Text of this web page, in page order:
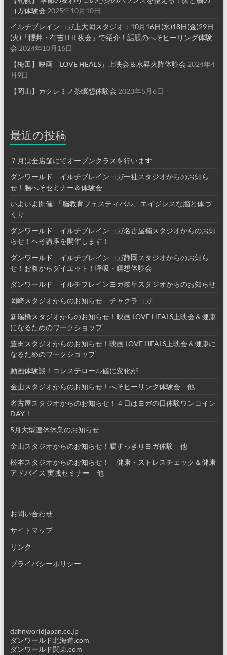
ヨガ体験会 2025年10月10日
イルチブレインヨガ上大岡スタジオ：10月16日(水)18日(金)29日
(火)「櫻井・有吉THE夜会」で紹介！話題のへそヒーリング体験
会 2024年10月16日
【梅田】映画「LOVE HEALS」上映会＆水昇火降体験会 2024年4
月9日
【岡山】カクレミノ茶瞑想体験会 2023年5月6日
最近の投稿
７月は全店舗にてオープンクラスを行います
ダンワールド イルチブレインヨガ一社スタジオからのお知ら
せ！腸へそセミナー＆体験会
いよいよ開催!「脳教育フェスティバル」エイジレスな脳と体づ
くり
ダンワールド イルチブレインヨガ名古屋楠スタジオからのお知
らせ！へそ講座を開催します！
ダンワールド イルチブレインヨガ静岡スタジオからのお知ら
せ！お腹からダイエット！呼吸・瞑想体験会
ダンワールド イルチブレインヨガ岐阜スタジオからのお知らせ
岡崎スタジオからのお知らせ チャクラヨガ
新瑞橋スタジオからのお知らせ！映画 LOVE HEALS上映会＆健康
になるためのワークショップ
豊田スタジオからのお知らせ！映画 LOVE HEALS上映会＆健康に
なるためのワークショップ
動画体験談！コレステロール値に変化が
金山スタジオからのお知らせ！へそヒーリング体験会 他
名古屋スタジオからのお知らせ！４日はヨガの日体験ワンコイン
DAY！
5月大型連休休業のお知らせ
金山スタジオからのお知らせ！腸すっきりヨガ体験 他
松本スタジオからのお知らせ！ 健康・ストレスチェック＆健康
アドバイス 実践セミナー 他
お問い合わせ
サイトマップ
リンク
プライバシーポリシー
dahnworldjapan.co.jp
ダンワールド北海道.com
ダンワールド関東.com